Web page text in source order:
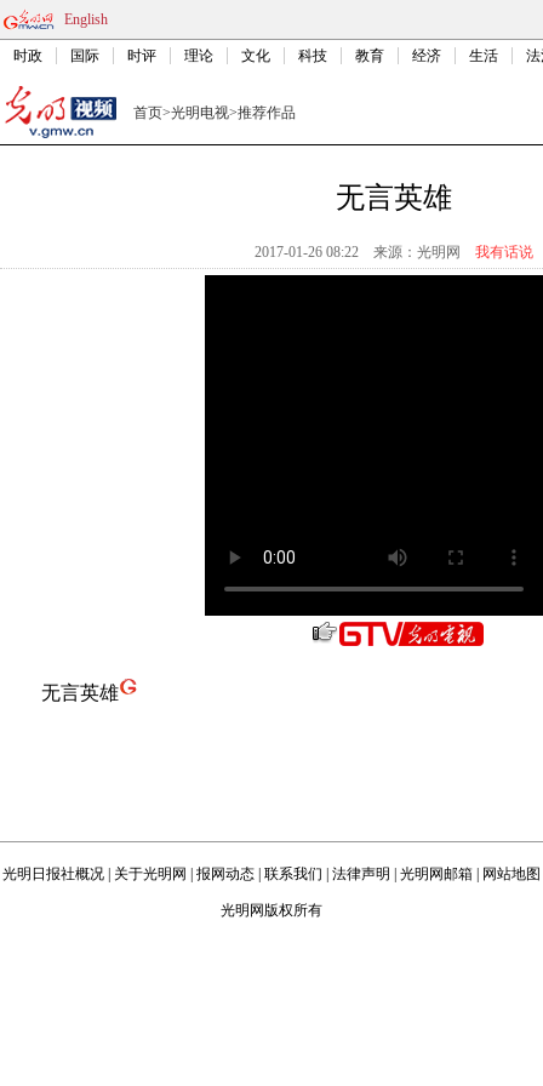
English
时政 国际 时评 理论 文化 科技 教育 经济 生活
首页>光明电视>推荐作品
无言英雄
2017-01-26 08:22 来源： 光明网 我有话说
无言英雄
光明日报社概况 关于光明网 报网动态 联系我们 法律声明 光明网邮箱 网站地图
光明网版权所有